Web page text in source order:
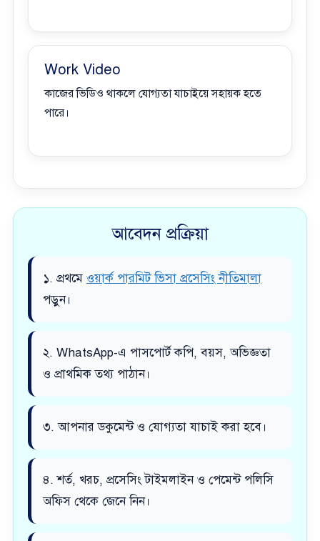
Work Video
কাজের ভিডিও থাকলে যোগ্যতা যাচাইয়ে সহায়ক হতে
পারে।
আবেদন প্রক্রিয়া
১. প্রথমে ওয়ার্ক পারমিট ভিসা প্রসেসিং নীতিমালা
পড়ুন।
২. WhatsApp-এ পাসপোর্ট কপি, বয়স, অভিজ্ঞতা
ও প্রাথমিক তথ্য পাঠান।
৩. আপনার ডকুমেন্ট ও যোগ্যতা যাচাই করা হবে।
৪. শর্ত, খরচ, প্রসেসিং টাইমলাইন ও পেমেন্ট পলিসি
অফিস থেকে জেনে নিন।